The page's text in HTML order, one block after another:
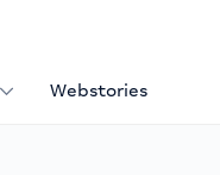
Webstories